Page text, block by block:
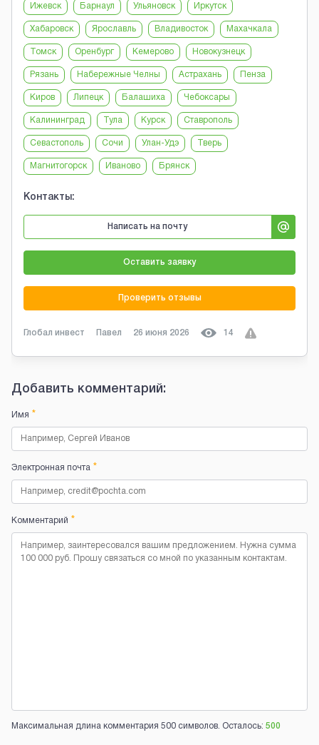
Ижевск Барнаул Ульяновск Иркутск
Хабаровск Ярославль Владивосток Махачкала
Томск Оренбург Кемерово Новокузнецк
Рязань Набережные Челны Астрахань Пенза
Киров Липецк Балашиха Чебоксары
Калининград Тула Курск Ставрополь
Севастополь Сочи Улан-Удэ Тверь
Магнитогорск Иваново Брянск
Контакты:
Написать на почту
Оставить заявку
Проверить отзывы
Глобал инвест Павел 26 июня 2026 14
Добавить комментарий:
Имя *
Электронная почта *
Комментарий *
Максимальная длина комментария 500 символов. Осталось: 500